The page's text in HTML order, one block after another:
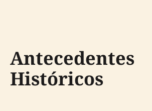
Antecedentes
Históricos